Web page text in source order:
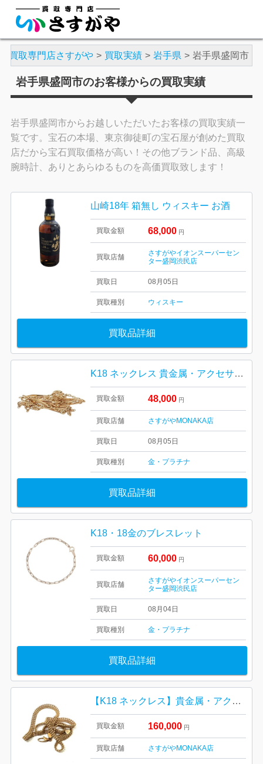
買取専門店さすがや 買取実績 岩手県 岩手県盛岡市
岩手県盛岡市のお客様からの買取実績
岩手県盛岡市からお越しいただいたお客様の買取実績一
覧です。宝石の本場、東京御徒町の宝石屋が創めた買取
店だから宝石買取価格が高い！その他ブランド品、高級
腕時計、ありとあらゆるものを高価買取致します！
山崎18年 箱無し ウィスキー お酒
買取金額 68,000 円
買取店舗
さすがやイオンスーパーセン
ター盛岡渋民店
買取日 08月05日
買取種別 ウィスキー
買取品詳細
K18 ネックレス 貴金属・アクセサリー
買取金額 48,000 円
買取店舗 さすがやMONAKA店
買取日 08月05日
買取種別 金・プラチナ
買取品詳細
K18・18金のブレスレット
買取金額 60,000 円
買取店舗
さすがやイオンスーパーセン
ター盛岡渋民店
買取日 08月04日
買取種別 金・プラチナ
買取品詳細
【K18 ネックレス】貴金属・アクセサリー
買取金額 160,000 円
買取店舗 さすがやMONAKA店